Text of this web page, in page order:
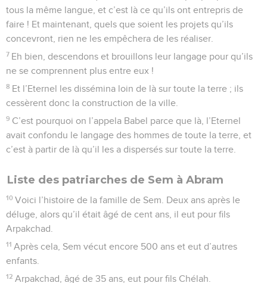
tous la même langue, et c’est là ce qu’ils ont entrepris de
faire ! Et maintenant, quels que soient les projets qu’ils
concevront, rien ne les empêchera de les réaliser.
7 Eh bien, descendons et brouillons leur langage pour qu’ils
ne se comprennent plus entre eux !
8 Et l’Eternel les dissémina loin de là sur toute la terre ; ils
cessèrent donc la construction de la ville.
9 C’est pourquoi on l’appela Babel parce que là, l’Eternel
avait confondu le langage des hommes de toute la terre, et
c’est à partir de là qu’il les a dispersés sur toute la terre.
Liste des patriarches de Sem à Abram
10 Voici l’histoire de la famille de Sem. Deux ans après le
déluge, alors qu’il était âgé de cent ans, il eut pour fils
Arpakchad.
11 Après cela, Sem vécut encore 500 ans et eut d’autres
enfants.
12 Arpakchad, âgé de 35 ans, eut pour fils Chélah.